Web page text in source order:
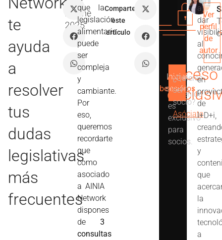
te
ayuda
a
resolver
tus
dudas
legislativas
más
frecuentes
27 Ene
2025
que la
legislación
alimentaria
puede
ser
compleja
y
cambiante.
Por
eso,
queremos
recordarte
que
como
asociado
a AINIA
Network
dispones
de 3
consultas
Comparte
este
artículo
Acceso
Este
contenido
es
exclusivo
para
socios.
Iniciar
sesión
Ver
beneficios
¿Quieres
ser
socio?
Asóciate
a
dar
al
en
de
I+D+i,
y
que
la
a
Ver
perfil
de
autor